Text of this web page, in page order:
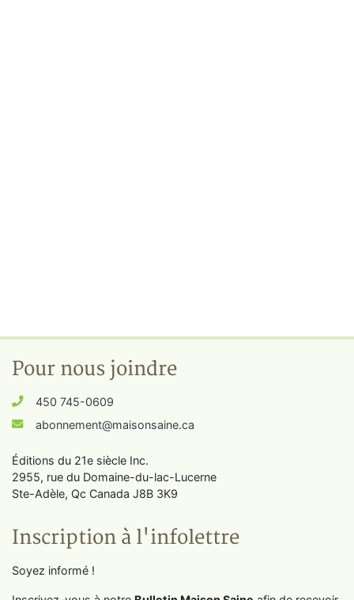
Pour nous joindre
450 745-0609
abonnement@maisonsaine.ca
Éditions du 21e siècle Inc.
2955, rue du Domaine-du-lac-Lucerne
Ste-Adèle, Qc Canada J8B 3K9
Inscription à l'infolettre
Soyez informé !